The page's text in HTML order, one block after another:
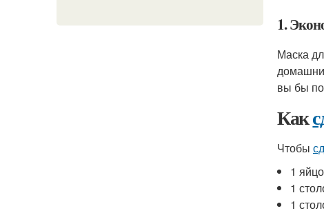
1.
Маска
вы бы
Как
Чтобы
1 яйцо
1
1